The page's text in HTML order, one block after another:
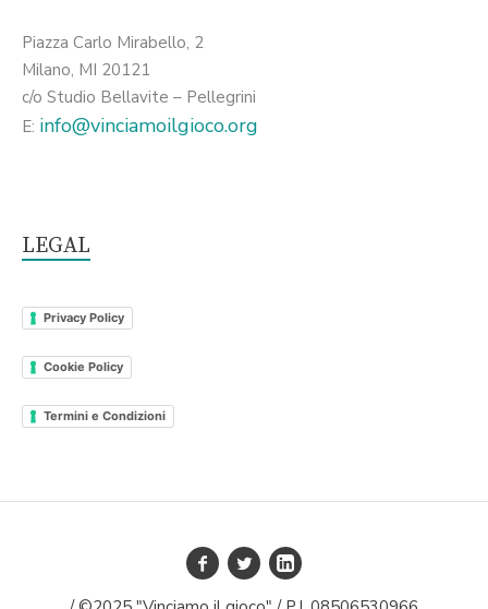
Piazza Carlo Mirabello, 2
Milano, MI 20121
c/o Studio Bellavite – Pellegrini
E: info@vinciamoilgioco.org
LEGAL
Privacy Policy
Cookie Policy
Termini e Condizioni